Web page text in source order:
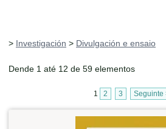
> Investigación > Divulgación e ensaio
Dende 1 até 12 de 59 elementos
1 2 3 Seguinte